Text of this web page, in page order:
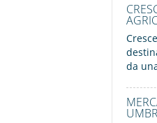
da